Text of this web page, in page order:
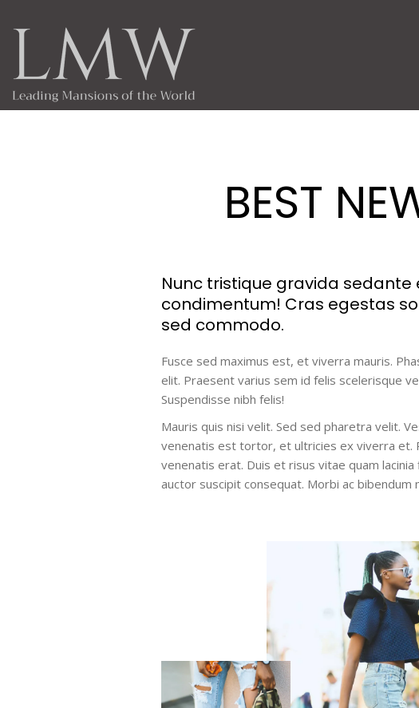
BEST
Nunc tristique gravida sedante
condimentum! Cras egestas
sed commodo.
Fusce sed maximus est, et viverra mauris.
elit. Praesent varius sem id felis scelerisque
Suspendisse nibh felis!
Mauris quis nisi velit. Sed sed pharetra velit.
venenatis est tortor, et ultricies ex viverra et.
venenatis erat. Duis et risus vitae quam lacinia
auctor suscipit consequat. Morbi ac bibendum